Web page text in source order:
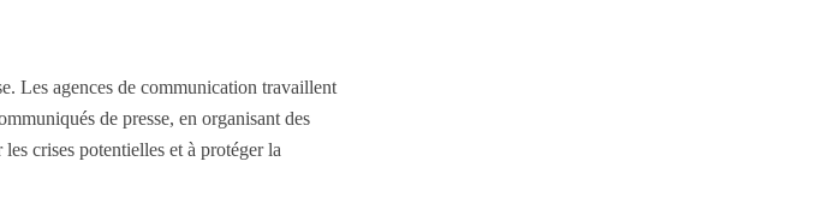
Les agences de communication travaillent
de presse, en organisant des
crises potentielles et à protéger la